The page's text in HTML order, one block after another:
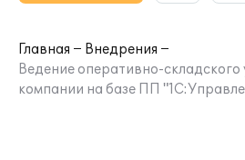
Главная
Внедрения
Ведение оперативно-складского
компании на базе ПП